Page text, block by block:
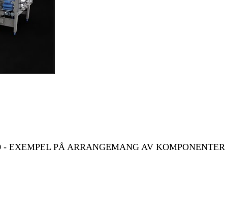
EXEMPEL PÅ ARRANGEMANG AV KOMPONENTER